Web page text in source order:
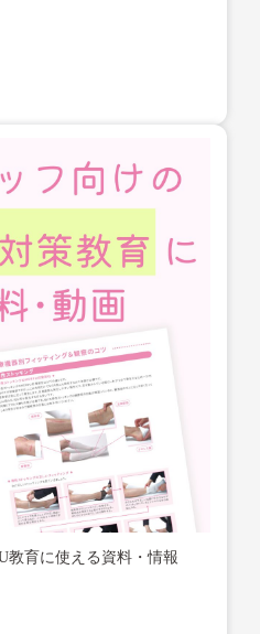
教育に使える資料・情報